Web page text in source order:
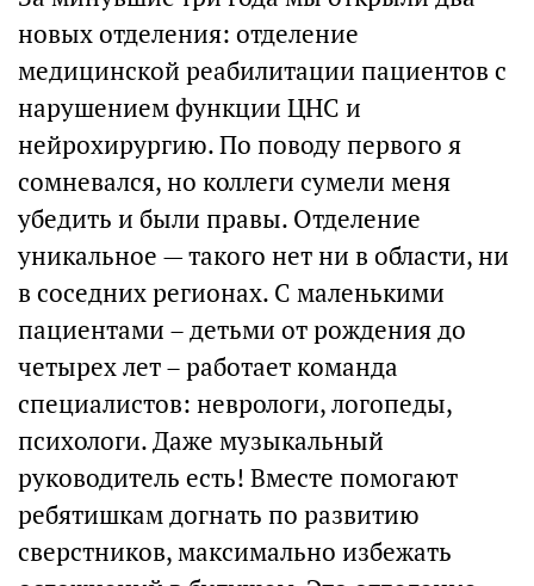
новых отделения: отделение
медицинской реабилитации пациентов с
нарушением функции ЦНС и
нейрохирургию. По поводу первого я
сомневался, но коллеги сумели меня
убедить и были правы. Отделение
уникальное — такого нет ни в области, ни
в соседних регионах. С маленькими
пациентами – детьми от рождения до
четырех лет – работает команда
специалистов: неврологи, логопеды,
психологи. Даже музыкальный
руководитель есть! Вместе помогают
ребятишкам догнать по развитию
сверстников, максимально избежать